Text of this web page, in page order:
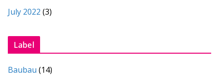
July 2022 (3)
Label
Baubau (14)